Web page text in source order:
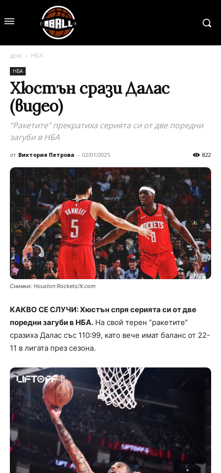
дом НБА
НБА
Хюстън срази Далас
(видео)
“Ракетите” прекратиха серията си от две поредни
загуби в НБА
от Виктория Петрова - 02/01/2025 822
Снимки: Houston Rockets/X.com
КАКВО СЕ СЛУЧИ: Хюстън спря серията си от две
поредни загуби в НБА. На свой терен “ракетите”
сразиха Далас със 110:99, като вече имат баланс от 22-
11 в лигата през сезона.